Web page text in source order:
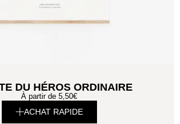
DU HÉROS ORDINAIRE
À partir de 5,50€
ACHAT RAPIDE